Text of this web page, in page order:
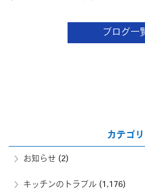
ブログ一
カテゴ
お知らせ (2)
キッチンのトラブル (1,176)